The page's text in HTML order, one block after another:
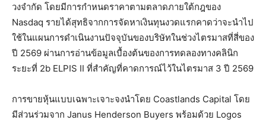
วงจำกัด โดยมีการกำหนดราคาตามตลาดภายใต้กฎของ
Nasdaq รายได้สุทธิจากการจัดหาเงินทุนงวดแรกคาดว่าจะนำไป
ใช้ในแผนการดำเนินงานปัจจุบันของบริษัทในช่วงไตรมาสที่สี่ของ
ปี 2569 ผ่านการอ่านข้อมูลเบื้องต้นของการทดลองทางคลินิก
ระยะที่ 2b ELPIS II ที่สำคัญที่คาดการณ์ไว้ในไตรมาส 3 ปี 2569
การขายหุ้นแบบเฉพาะเจาะจงนำโดย Coastlands Capital โดย
มีส่วนร่วมจาก Janus Henderson Buyers พร้อมด้วย Logos